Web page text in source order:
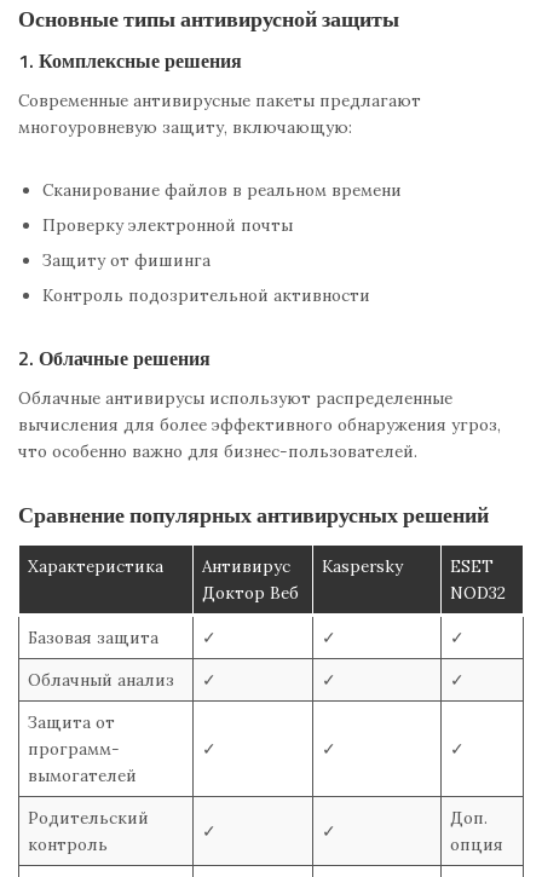
Основные типы антивирусной защиты
1. Комплексные решения
Современные антивирусные пакеты предлагают
многоуровневую защиту, включающую:
Сканирование файлов в реальном времени
Проверку электронной почты
Защиту от фишинга
Контроль подозрительной активности
2. Облачные решения
Облачные антивирусы используют распределенные
вычисления для более эффективного обнаружения угроз,
что особенно важно для бизнес-пользователей.
Сравнение популярных антивирусных решений
Характеристика
Антивирус
Доктор Веб
Kaspersky
ESET
NOD32
Базовая защита ✓ ✓
✓
Облачный анализ
✓ ✓
✓
Защита от
программ-
вымогателей
✓ ✓ ✓
Родительский
контроль
✓ ✓
Доп.
опция